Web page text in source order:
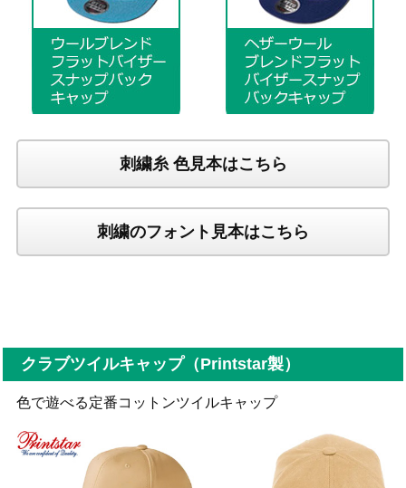
刺繍糸 色見本はこちら
刺繍のフォント見本はこちら
クラブツイルキャップ（Printstar製）
色で遊べる定番コットンツイルキャップ